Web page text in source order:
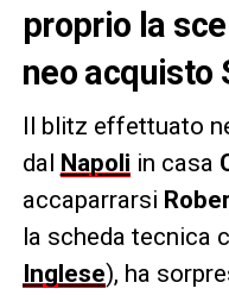
proprio la
neo acquisto
Il blitz effettuato
dal
Napoli in casa
accaparrarsi
la scheda tecnica
Inglese), ha